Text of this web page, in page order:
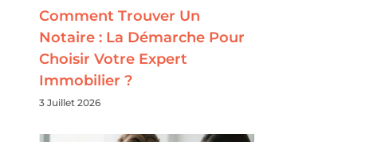
Comment Trouver Un
Notaire : La Démarche Pour
Choisir Votre Expert
Immobilier ?
3 Juillet 2026